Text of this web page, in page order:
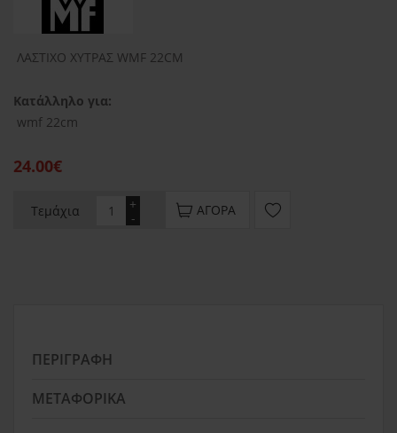
ΛΑΣΤΙΧΟ ΧΥΤΡΑΣ WMF 22CM
Κατάλληλο για:
wmf 22cm
24.00€
Τεμάχια -
+ ΑΓΟΡΆ
ΠΕΡΙΓΡΑΦΉ
ΜΕΤΑΦΟΡΙΚΆ